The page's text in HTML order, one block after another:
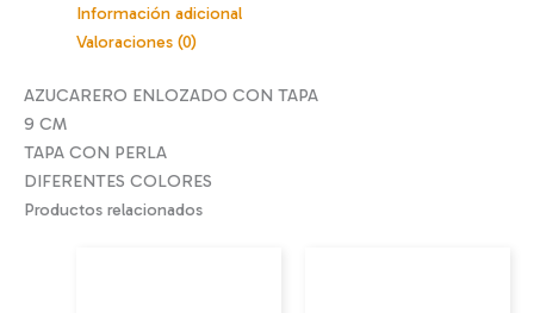
Información adicional
Valoraciones (0)
AZUCARERO ENLOZADO CON TAPA
9 CM
TAPA CON PERLA
DIFERENTES COLORES
Productos relacionados